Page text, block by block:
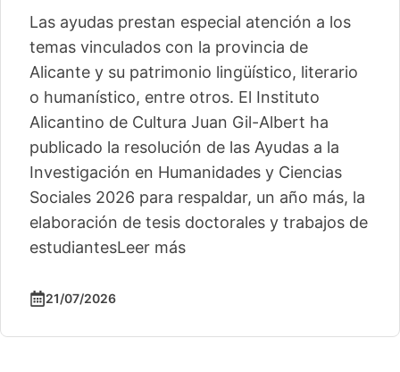
Las ayudas prestan especial atención a los
temas vinculados con la provincia de
Alicante y su patrimonio lingüístico, literario
o humanístico, entre otros. El Instituto
Alicantino de Cultura Juan Gil-Albert ha
publicado la resolución de las Ayudas a la
Investigación en Humanidades y Ciencias
Sociales 2026 para respaldar, un año más, la
elaboración de tesis doctorales y trabajos de
estudiantesLeer más
21/07/2026